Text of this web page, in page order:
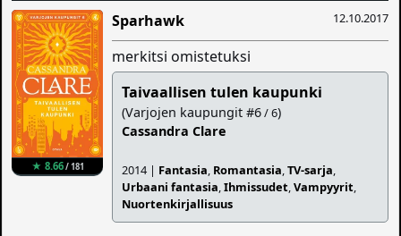
★ 8.66/ 181
12.10.2017
Sparhawk
merkitsi omistetuksi
Taivaallisen tulen kaupunki
(Varjojen kaupungit #6/ 6)
Cassandra Clare
2014 | Fantasia, Romantasia,TV-sarja,
Urbaani fantasia,Ihmissudet,Vampyyrit,
Nuortenkirjallisuus